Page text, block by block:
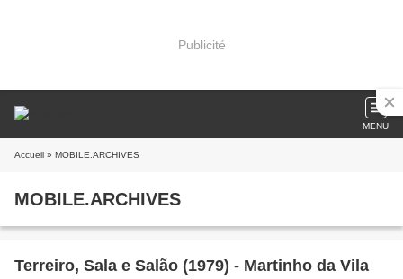
Publicité
MENU
Accueil » MOBILE.ARCHIVES
MOBILE.ARCHIVES
Terreiro, Sala e Salão (1979) - Martinho da Vila